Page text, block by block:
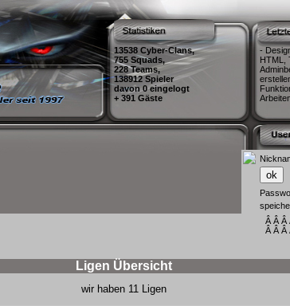
13538 Cyber-Clans,
755 Squads,
228 Teams,
138912 Spieler
davon 0 eingelogt
+ 391 Gäste
-
HTML,
Â Â Â
Â Â Â
Ligen Übersicht
wir haben 11 Ligen